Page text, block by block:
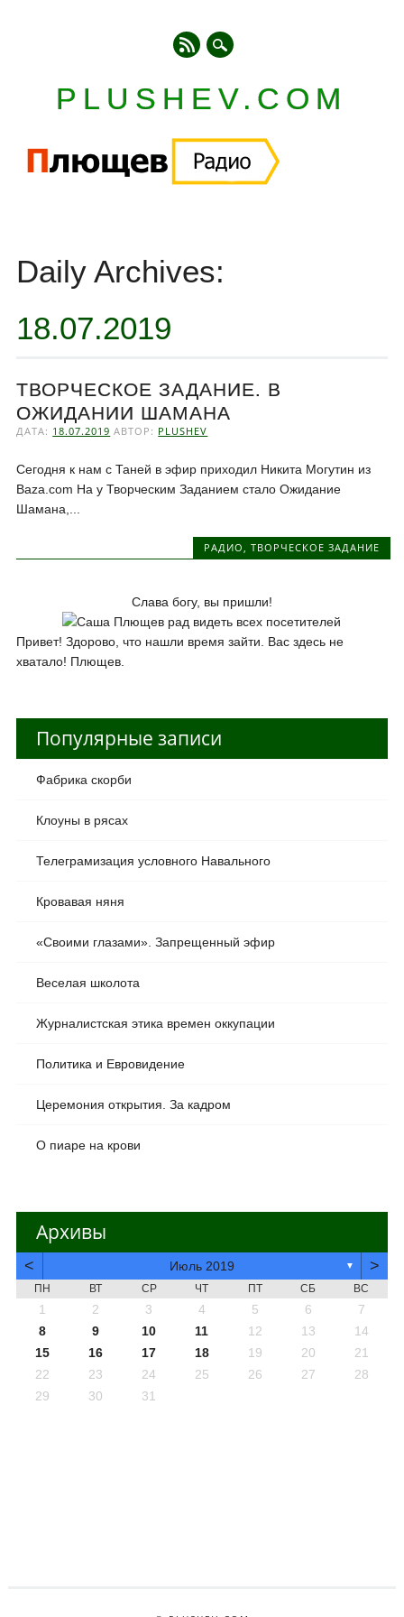
PLUSHEV.COM
content
Daily Archives:
18.07.2019
ТВОРЧЕСКОЕ ЗАДАНИЕ. В
ОЖИДАНИИ ШАМАНА
ДАТА: 18.07.2019 АВТОР: PLUSHEV
Сегодня к нам с Таней в эфир приходил Никита Могутин из
Baza.com На у Творческим Заданием стало Ожидание
Шамана,...
РАДИО, ТВОРЧЕСКОЕ ЗАДАНИЕ
Слава богу, вы пришли!
Привет! Здорово, что нашли время зайти. Вас здесь не
хватало! Плющев.
Популярные записи
Фабрика скорби
Клоуны в рясах
Телеграмизация условного Навального
Кровавая няня
«Своими глазами». Запрещенный эфир
Веселая школота
Журналистская этика времен оккупации
Политика и Евровидение
Церемония открытия. За кадром
О пиаре на крови
Архивы
< Июль 2019 ▼ >
ПН ВТ СР ЧТ ПТ СБ ВС
1 2 3 4 5 6
7
8
9 10 11 12 13
14
15
16 17 18 19 20
21
22
23 24 25 26 27
28
29
30 31